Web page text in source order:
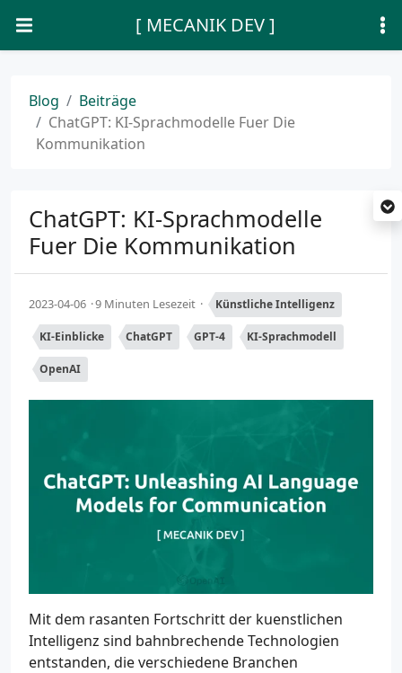
[ MECANIK DEV ]
Blog
Beiträge
ChatGPT: KI-Sprachmodelle Fuer Die
Kommunikation
ChatGPT: KI-Sprachmodelle
Fuer Die Kommunikation
2023-04-06 9 Minuten Lesezeit Künstliche Intelligenz
KI-Einblicke ChatGPT GPT-4 KI-Sprachmodell
OpenAI
Mit dem rasanten Fortschritt der kuenstlichen
Intelligenz sind bahnbrechende Technologien
entstanden, die verschiedene Branchen